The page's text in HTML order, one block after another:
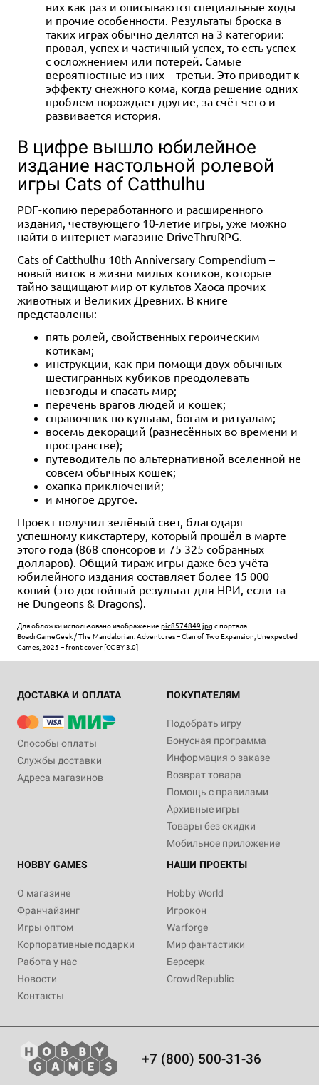
них как раз и описываются специальные ходы
и прочие особенности. Результаты броска в
таких играх обычно делятся на 3 категории:
провал, успех и частичный успех, то есть успех
с осложнением или потерей. Самые
вероятностные из них – третьи. Это приводит к
эффекту снежного кома, когда решение одних
проблем порождает другие, за счёт чего и
развивается история.
В цифре вышло юбилейное
издание настольной ролевой
игры Cats of Catthulhu
PDF-копию переработанного и расширенного
издания, чествующего 10-летие игры, уже можно
найти в интернет-магазине DriveThruRPG.
Cats of Catthulhu 10th Anniversary Compendium –
новый виток в жизни милых котиков, которые
тайно защищают мир от культов Хаоса прочих
животных и Великих Древних. В книге
представлены:
пять ролей, свойственных героическим
котикам;
инструкции, как при помощи двух обычных
шестигранных кубиков преодолевать
невзгоды и спасать мир;
перечень врагов людей и кошек;
справочник по культам, богам и ритуалам;
восемь декораций (разнесённых во времени и
пространстве);
путеводитель по альтернативной вселенной не
совсем обычных кошек;
охапка приключений;
и многое другое.
Проект получил зелёный свет, благодаря
успешному кикстартеру, который прошёл в марте
этого года (868 спонсоров и 75 325 собранных
долларов). Общий тираж игры даже без учёта
юбилейного издания составляет более 15 000
копий (это достойный результат для НРИ, если та –
не Dungeons & Dragons).
Для обложки использовано изображение pic8574849.jpg с портала
BoadrGameGeek / The Mandalorian: Adventures – Clan of Two Expansion, Unexpected
Games, 2025 – front cover [CC BY 3.0]
ДОСТАВКА И ОПЛАТА
Способы оплаты
Службы доставки
Адреса магазинов
ПОКУПАТЕЛЯМ
Подобрать игру
Бонусная программа
Информация о заказе
Возврат товара
Помощь с правилами
Архивные игры
Товары без скидки
Мобильное приложение
HOBBY GAMES
О магазине
Франчайзинг
Игры оптом
Корпоративные подарки
Работа у нас
Новости
Контакты
НАШИ ПРОЕКТЫ
Hobby World
Игрокон
Warforge
Мир фантастики
Берсерк
CrowdRepublic
+7 (800) 500-31-36